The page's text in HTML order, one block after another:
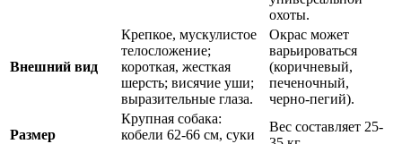
охоты.
Внешний вид
Крепкое, мускулистое
телосложение;
короткая, жесткая
шерсть; висячие уши;
выразительные глаза.
Окрас может
варьироваться
(коричневый,
печеночный,
черно-пегий).
Размер
Крупная собака:
кобели 62-66 см, суки
Вес составляет 25-